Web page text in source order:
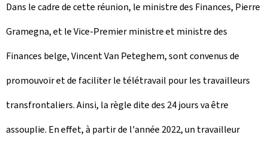
Dans le cadre de cette réunion, le ministre des Finances, Pierre
Gramegna, et le Vice-Premier ministre et ministre des
Finances belge, Vincent Van Peteghem, sont convenus de
promouvoir et de faciliter le télétravail pour les travailleurs
transfrontaliers. Ainsi, la règle dite des 24 jours va être
assouplie. En effet, à partir de l'année 2022, un travailleur